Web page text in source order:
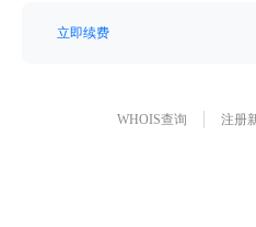
立即续费
WHOIS查询 注册